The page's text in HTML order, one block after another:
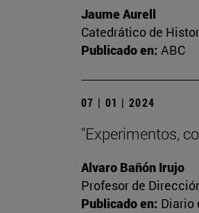
Jaume Aurell
Catedrático de
Publicado en: ABC
07 | 01 | 2024
"Experimentos,
Alvaro Bañón Irujo
Profesor de
Publicado en: Diario